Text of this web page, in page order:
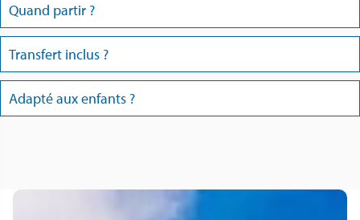
Quand partir ?
Transfert inclus ?
Adapté aux enfants ?